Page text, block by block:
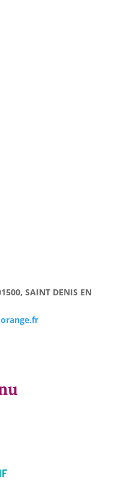
SAINT DENIS EN